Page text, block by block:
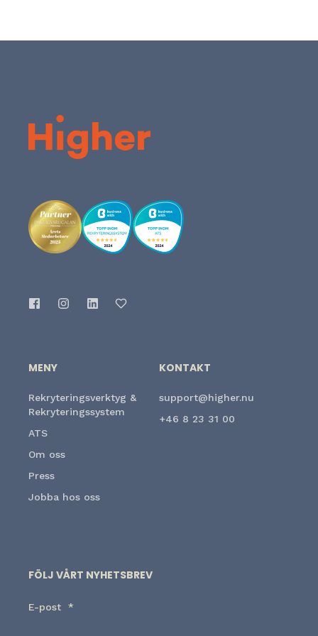
MENY
Rekryteringsverktyg &
Rekryteringssystem
ATS
Om oss
Press
Jobba hos oss
KONTAKT
support@higher.nu
+46 8 23 31 00
FÖLJ VÅRT NYHETSBREV
E-post *